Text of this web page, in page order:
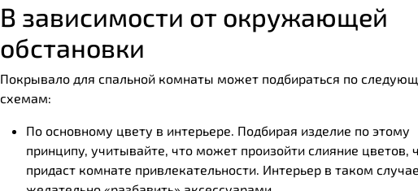
В зависимости от окружающей
обстановки
Покрывало для спальной комнаты может подбираться по
схемам:
По основному цвету в интерьере. Подбирая изделие по этому
принципу, учитывайте, что может произойти слияние цветов,
придаст комнате привлекательности. Интерьер в таком